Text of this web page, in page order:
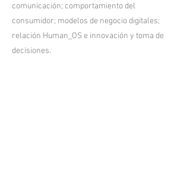
comunicación; comportamiento del
consumidor; modelos de negocio digitales;
relación Human_OS e innovación y toma de
decisiones.